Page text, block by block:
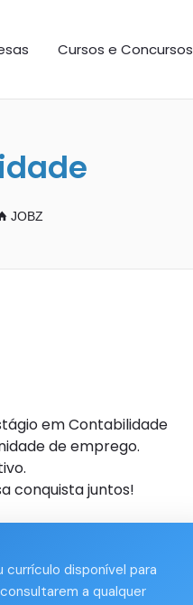
Cursos e Concursos
JOBZ
em Contabilidade
de emprego.
conquista juntos!
currículo disponível para
a qualquer